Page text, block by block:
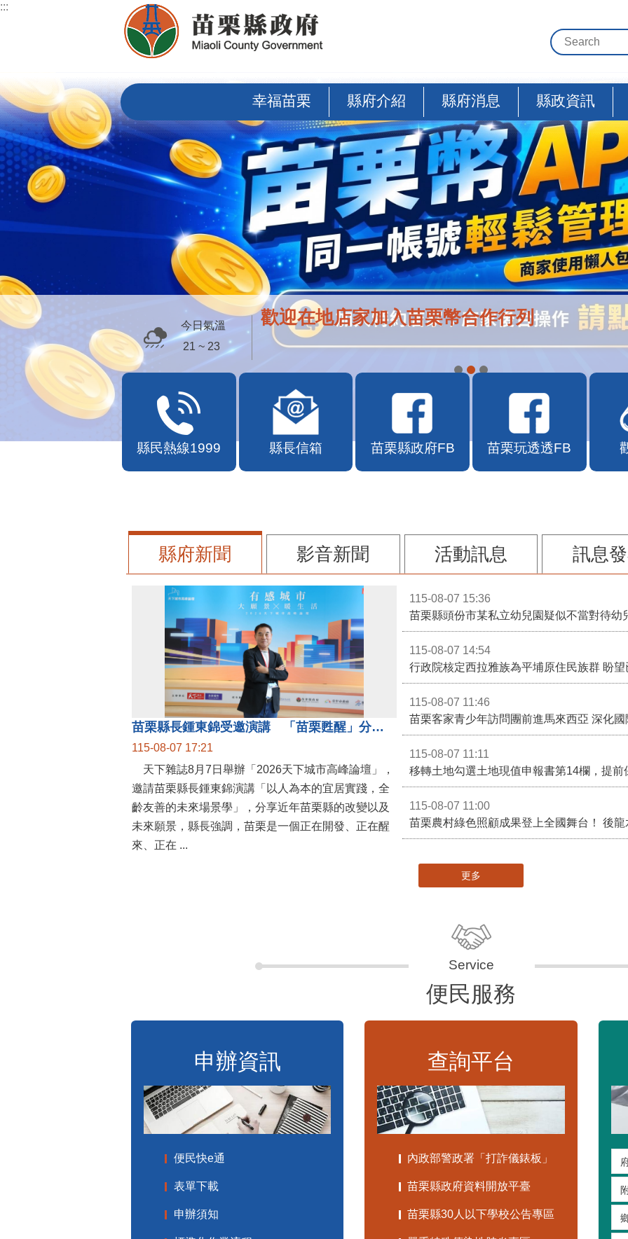
跳到主要內容區塊
:::
幸福苗栗 縣府介紹 縣府消息 縣政資訊
歡迎在地店家加入苗栗幣合作行列
今日氣溫
21 ~ 23
縣民熱線1999 縣長信箱 苗栗縣政府FB 苗栗玩透透FB
縣府新聞 影音新聞 活動訊息 訊息
苗栗縣長鍾東錦受邀演講 「苗栗甦醒」分享近年轉變
115-08-07 17:21
天下雜誌8月7日舉辦「2026天下城市高峰論壇」，
邀請苗栗縣長鍾東錦演講「以人為本的宜居實踐，全
齡友善的未來場景學」，分享近年苗栗縣的改變以及
未來願景，縣長強調，苗栗是一個正在開發、正在醒
來、正在 ...
115-08-07 15:36
苗栗縣頭份市某私立幼兒園疑似不當對待幼
115-08-07 14:54
115-08-07 11:46
苗栗客家青少年訪問團前進馬來西亞 深化
115-08-07 11:11
移轉土地勾選土地現值申報書第14欄，提前
115-08-07 11:00
更多
便民服務
申辦資訊
便民快e通
表單下載
申辦須知
查詢平台
內政部警政署「打詐儀錶板」
苗栗縣政府資料開放平臺
苗栗縣30人以下學校公告專區